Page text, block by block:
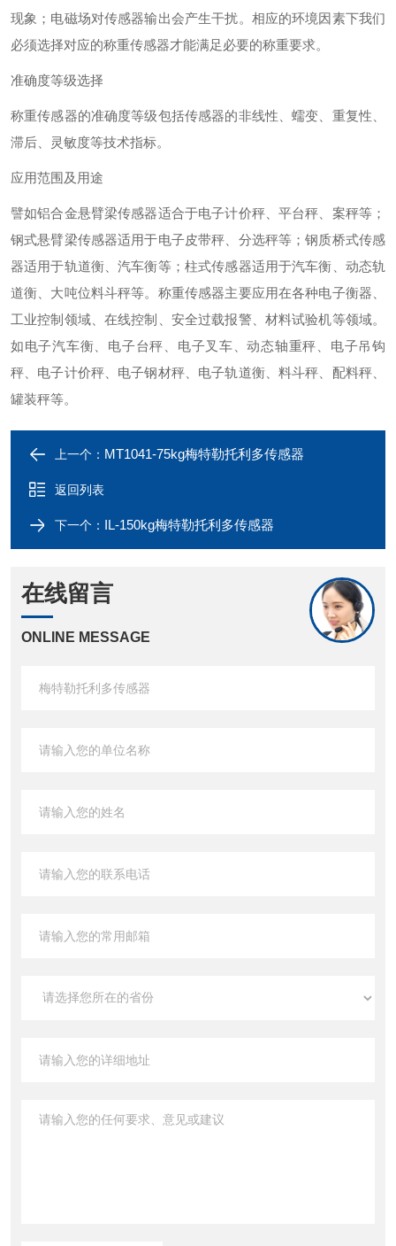
现象；电磁场对传感器输出会产生干扰。相应的环境因素下我们
必须选择对应的称重传感器才能满足必要的称重要求。
准确度等级选择
称重传感器的准确度等级包括传感器的非线性、蠕变、重复性、
滞后、灵敏度等技术指标。
应用范围及用途
譬如铝合金悬臂梁传感器适合于电子计价秤、平台秤、案秤等；
钢式悬臂梁传感器适用于电子皮带秤、分选秤等；钢质桥式传感
器适用于轨道衡、汽车衡等；柱式传感器适用于汽车衡、动态轨
道衡、大吨位料斗秤等。称重传感器主要应用在各种电子衡器、
工业控制领域、在线控制、安全过载报警、材料试验机等领域。
如电子汽车衡、电子台秤、电子叉车、动态轴重秤、电子吊钩
秤、电子计价秤、电子钢材秤、电子轨道衡、料斗秤、配料秤、
罐装秤等。
上一个： MT1041-75kg梅特勒托利多传感器
返回列表
下一个： IL-150kg梅特勒托利多传感器
在线留言
ONLINE MESSAGE